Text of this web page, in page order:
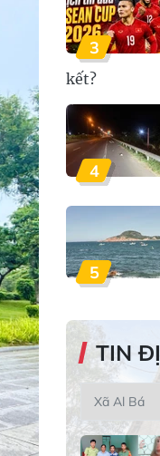
3
kết?
4
5
TIN